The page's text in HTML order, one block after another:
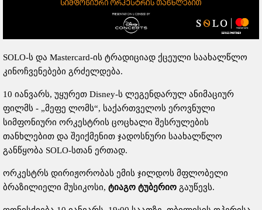
SOLO-ს და Mastercard-ის ტრადიციად ქცეული საახალწლო
კინოჩვენებები გრძელდება.
10 იანვარს, უყურეთ Disney-ს ლეგენდარულ ანიმაციურ
ფილმს - „მეფე ლომს“, საქართველოს ეროვნული
სიმფონიური ორკესტრის ცოცხალი შესრულების
თანხლებით და შეიქმენით ჯადოსნური საახალწლო
განწყობა SOLO-სთან ერთად.
ორკესტრს დირიჟორობას ემის ჯილდოს მფლობელი
ბრაზილიელი მუსიკოსი, ტიაგო ტუბერიო გაუწევს.